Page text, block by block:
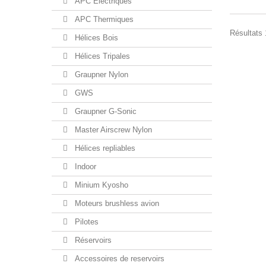
APC Thermiques
Hélices Bois
Hélices Tripales
Graupner Nylon
GWS
Graupner G-Sonic
Master Airscrew Nylon
Hélices repliables
Indoor
Minium Kyosho
Moteurs brushless avion
Pilotes
Réservoirs
Accessoires de reservoirs
Résultats